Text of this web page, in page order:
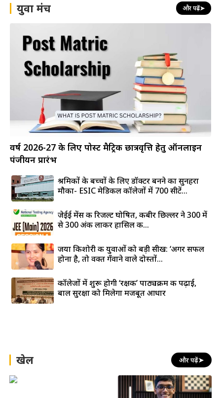
युवा मंच और पढ़ें➤
वर्ष 2026-27 के लिए पोस्ट मैट्रिक छात्रवृत्ति हेतु ऑनलाइन
पंजीयन प्रारंभ
श्रमिकों के बच्चों के लिए डॉक्टर बनने का सुनहरा
मौका- ESIC मेडिकल कॉलेजों में 700 सीटें...
जेईई मेंस की रिजल्ट घोषित, कबीर छिल्लर ने 300 में
से 300 अंक लाकर हासिल की...
जया किशोरी की युवाओं को बड़ी सीख: ‘अगर सफल
होना है, तो वक्त गँवाने वाले दोस्तों...
कॉलेजों में शुरू होगी ‘रक्षक’ पाठ्यक्रम की पढ़ाई,
बाल सुरक्षा को मिलेगा मजबूत आधार
खेल और पढ़ें➤